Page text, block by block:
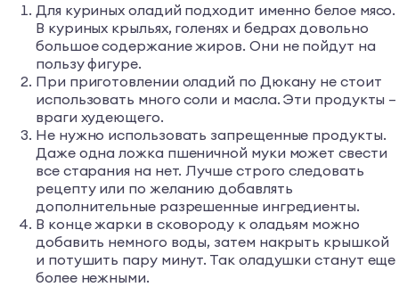
Для куриных оладий подходит именно белое мясо.
В куриных крыльях, голенях и бедрах довольно
большое содержание жиров. Они не пойдут на
пользу фигуре.
При приготовлении оладий по Дюкану не стоит
использовать много соли и масла. Эти продукты –
враги худеющего.
Не нужно использовать запрещенные продукты.
Даже одна ложка пшеничной муки может свести
все старания на нет. Лучше строго следовать
рецепту или по желанию добавлять
дополнительные разрешенные ингредиенты.
В конце жарки в сковороду к оладьям можно
добавить немного воды, затем накрыть крышкой
и потушить пару минут. Так оладушки станут еще
более нежными.